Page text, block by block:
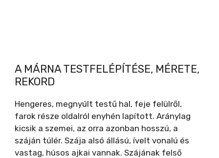
A MÁRNA TESTFELÉPÍTÉSE, MÉRETE,
REKORD
Hengeres, megnyúlt testű hal, feje felülről,
farok része oldalról enyhén lapított. Aránylag
kicsik a szemei, az orra azonban hosszú, a
száján túlér. Szája alsó állású, ívelt vonalú és
vastag, húsos ajkai vannak. Szájának felső